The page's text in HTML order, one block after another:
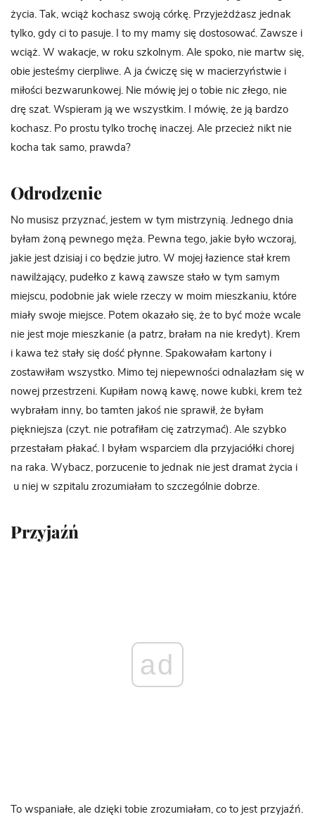
życia. Tak, wciąż kochasz swoją córkę. Przyjeżdżasz jednak
tylko, gdy ci to pasuje. I to my mamy się dostosować. Zawsze i
wciąż. W wakacje, w roku szkolnym. Ale spoko, nie martw się,
obie jesteśmy cierpliwe. A ja ćwiczę się w macierzyństwie i
miłości bezwarunkowej. Nie mówię jej o tobie nic złego, nie
drę szat. Wspieram ją we wszystkim. I mówię, że ją bardzo
kochasz. Po prostu tylko trochę inaczej. Ale przecież nikt nie
kocha tak samo, prawda?
Odrodzenie
No musisz przyznać, jestem w tym mistrzynią. Jednego dnia
byłam żoną pewnego męża. Pewna tego, jakie było wczoraj,
jakie jest dzisiaj i co będzie jutro. W mojej łazience stał krem
nawilżający, pudełko z kawą zawsze stało w tym samym
miejscu, podobnie jak wiele rzeczy w moim mieszkaniu, które
miały swoje miejsce. Potem okazało się, że to być może wcale
nie jest moje mieszkanie (a patrz, brałam na nie kredyt). Krem
i kawa też stały się dość płynne. Spakowałam kartony i
zostawiłam wszystko. Mimo tej niepewności odnalazłam się w
nowej przestrzeni. Kupiłam nową kawę, nowe kubki, krem też
wybrałam inny, bo tamten jakoś nie sprawił, że byłam
piękniejsza (czyt. nie potrafiłam cię zatrzymać). Ale szybko
przestałam płakać. I byłam wsparciem dla przyjaciółki chorej
na raka. Wybacz, porzucenie to jednak nie jest dramat życia i
u niej w szpitalu zrozumiałam to szczególnie dobrze.
Przyjaźń
ad
To wspaniałe, ale dzięki tobie zrozumiałam, co to jest przyjaźń.